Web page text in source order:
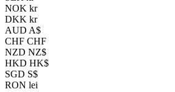
NOK kr
DKK kr
AUD A$
CHF CHF
NZD NZ$
HKD HK$
SGD S$
RON lei